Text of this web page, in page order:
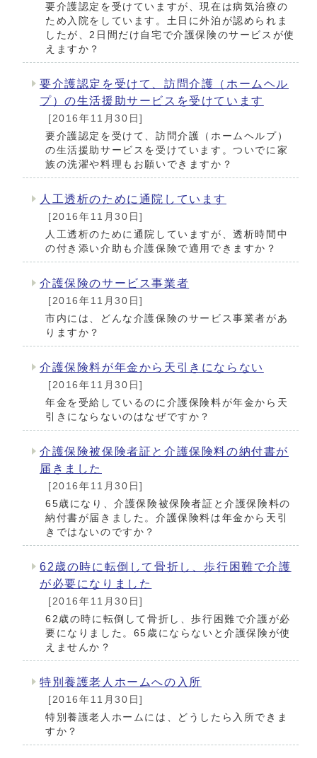
要介護認定を受けていますが、現在は病気治療の
ため入院をしています。土日に外泊が認められま
したが、2日間だけ自宅で介護保険のサービスが使
えますか？
要介護認定を受けて、訪問介護（ホームヘル
プ）の生活援助サービスを受けています
[2016年11月30日]
要介護認定を受けて、訪問介護（ホームヘルプ）
の生活援助サービスを受けています。ついでに家
族の洗濯や料理もお願いできますか？
人工透析のために通院しています
[2016年11月30日]
人工透析のために通院していますが、透析時間中
の付き添い介助も介護保険で適用できますか？
介護保険のサービス事業者
[2016年11月30日]
市内には、どんな介護保険のサービス事業者があ
りますか？
介護保険料が年金から天引きにならない
[2016年11月30日]
年金を受給しているのに介護保険料が年金から天
引きにならないのはなぜですか？
介護保険被保険者証と介護保険料の納付書が
届きました
[2016年11月30日]
65歳になり、介護保険被保険者証と介護保険料の
納付書が届きました。介護保険料は年金から天引
きではないのですか？
62歳の時に転倒して骨折し、歩行困難で介護
が必要になりました
[2016年11月30日]
62歳の時に転倒して骨折し、歩行困難で介護が必
要になりました。65歳にならないと介護保険が使
えませんか？
特別養護老人ホームへの入所
[2016年11月30日]
特別養護老人ホームには、どうしたら入所できま
すか？